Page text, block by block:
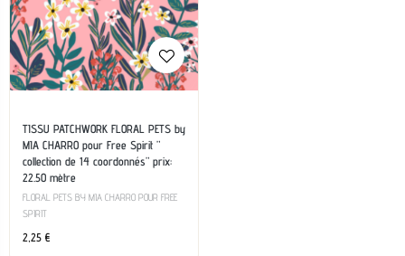
TISSU PATCHWORK FLORAL PETS by
MIA CHARRO pour Free Spirit ”
collection de 14 coordonnés” prix:
22.50 mètre
FLORAL PETS BY MIA CHARRO POUR FREE
SPIRIT
2,25 €